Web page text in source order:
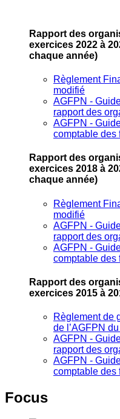
Rapport des
exercices 2022 à
chaque année)
Règlement
modifié
AGFPN ‐
rapport des
AGFPN ‐
comptable des
Rapport des
exercices 2018 à
chaque année)
Règlement
modifié
AGFPN ‐
rapport des
AGFPN ‐
comptable des
Rapport des
exercices 2015 à
Règlement de
de l’AGFPN
AGFPN ‐
rapport des
AGFPN ‐
comptable des
Focus